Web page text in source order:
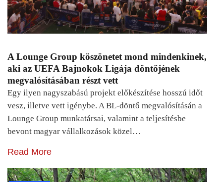
A Lounge Group köszönetet mond mindenkinek,
aki az UEFA Bajnokok Ligája döntőjének
megvalósításában részt vett
Egy ilyen nagyszabású projekt előkészítése hosszú időt
vesz, illetve vett igénybe. A BL-döntő megvalósításán a
Lounge Group munkatársai, valamint a teljesítésbe
bevont magyar vállalkozások közel…
Read More